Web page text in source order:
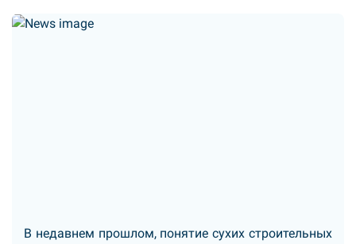
В недавнем прошлом, понятие сухих строительных